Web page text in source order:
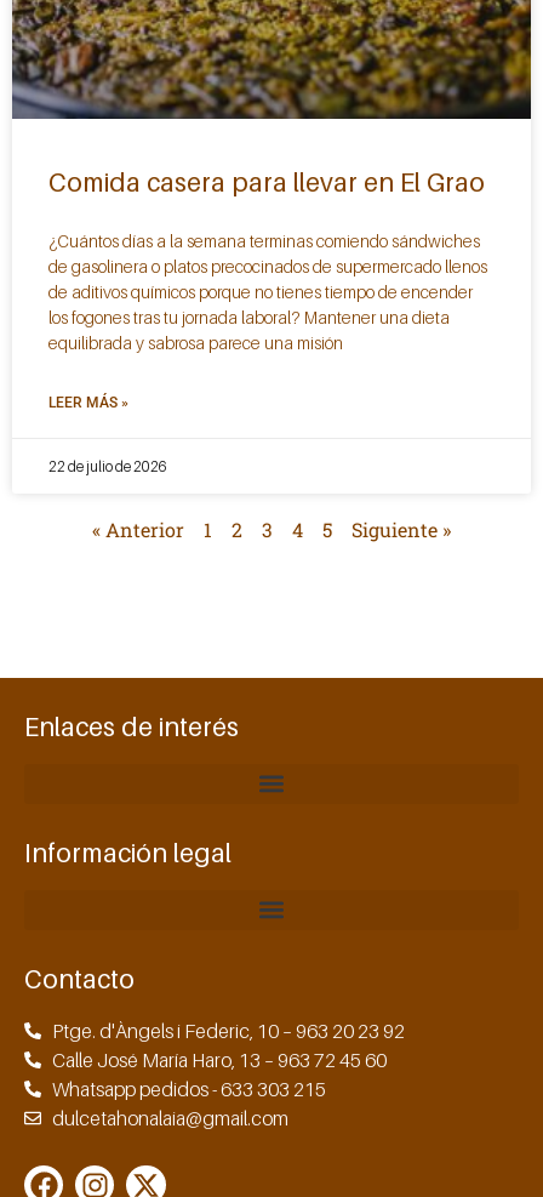
Comida casera para llevar en El Grao
¿Cuántos días a la semana terminas comiendo sándwiches
de gasolinera o platos precocinados de supermercado llenos
de aditivos químicos porque no tienes tiempo de encender
los fogones tras tu jornada laboral? Mantener una dieta
equilibrada y sabrosa parece una misión
LEER MÁS »
22 de julio de 2026
« Anterior 1 2 3 4 5 Siguiente »
Enlaces de interés
Información legal
Contacto
Ptge. d'Àngels i Federic, 10 – 963 20 23 92
Calle José María Haro, 13 – 963 72 45 60
Whatsapp pedidos - 633 303 215
dulcetahonalaia@gmail.com